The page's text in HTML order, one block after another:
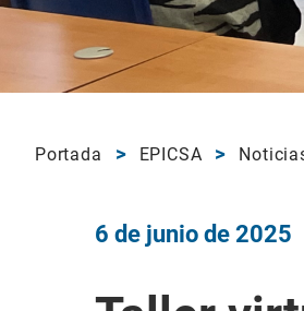
Portada EPICSA
6 de junio de 2025